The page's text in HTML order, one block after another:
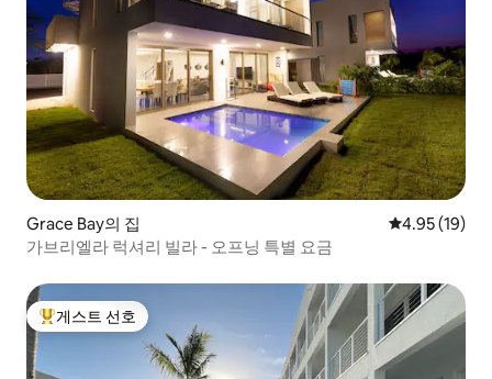
Grace Bay의 집 평점 4.95점
4.95 (19)
가브리엘라 럭셔리 빌라 - 오프닝 특별 요금
상위 게스트 선호
게스트 선호